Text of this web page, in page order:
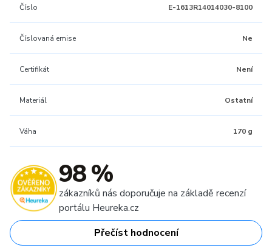
Číslo E-1613R14014030-8100
Číslovaná emise Ne
Certifikát Není
Materiál Ostatní
Váha 170 g
98 %
zákazníků nás doporučuje na základě recenzí
portálu Heureka.cz
Přečíst hodnocení